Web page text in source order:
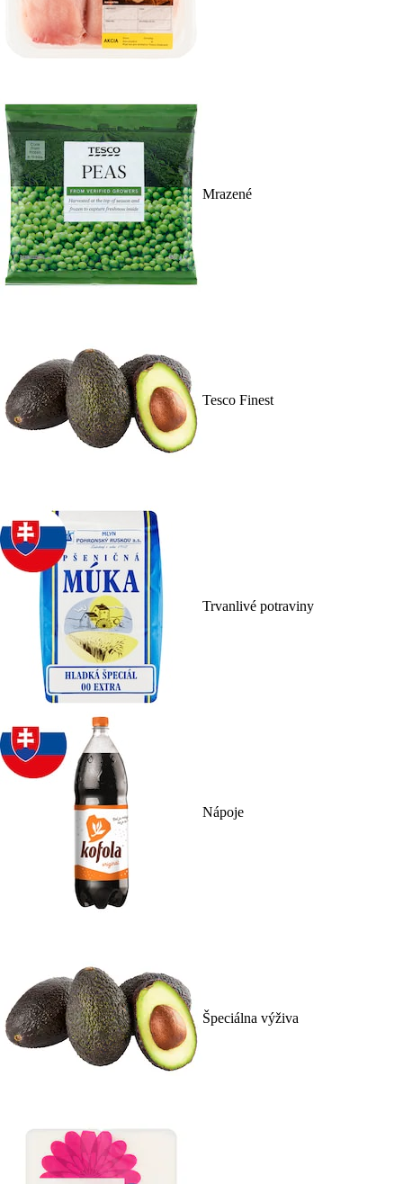
Mrazené
Tesco Finest
Trvanlivé potraviny
Nápoje
Špeciálna výživa